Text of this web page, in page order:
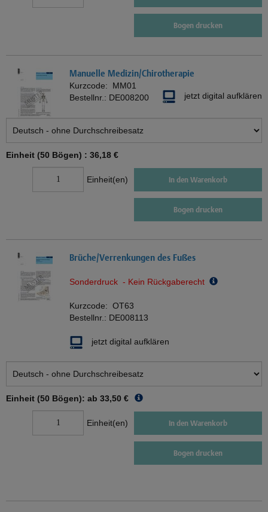
Bogen drucken
Manuelle Medizin/Chirotherapie
Kurzcode: MM01
Bestellnr.: DE008200 jetzt digital aufklären
Einheit (50 Bögen) : 36,18 €
Einheit(en) In den Warenkorb
Bogen drucken
Brüche/Verrenkungen des Fußes
Sonderdruck - Kein Rückgaberecht
Kurzcode: OT63
Bestellnr.: DE008113
jetzt digital aufklären
Einheit (50 Bögen): ab 33,50 €
Einheit(en) In den Warenkorb
Bogen drucken